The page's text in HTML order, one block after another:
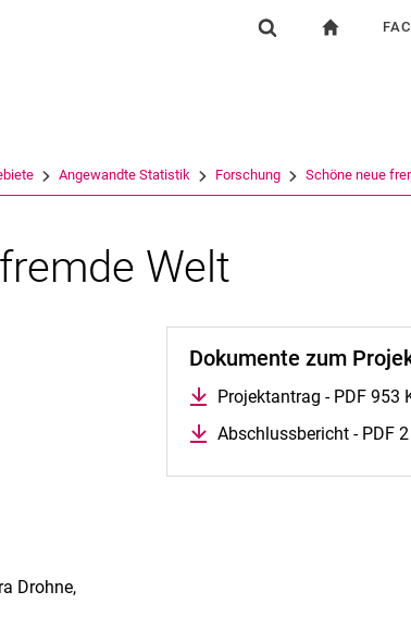
Angewandte Statistik Forschung Schöne neue
Welt
Drohne,
Dokumente zum
Projektantrag - PDF 953
Abschlussbericht - PDF